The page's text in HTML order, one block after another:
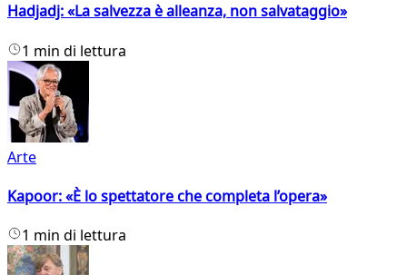
Hadjadj: «La salvezza è alleanza, non salvataggio»
1 min di lettura
Arte
Kapoor: «È lo spettatore che completa l’opera»
1 min di lettura